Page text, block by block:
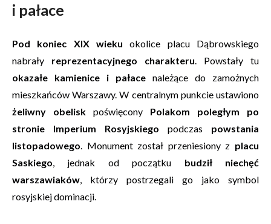
i pałace
Pod koniec XIX wieku okolice placu Dąbrowskiego
nabrały reprezentacyjnego charakteru. Powstały tu
okazałe kamienice i pałace należące do zamożnych
mieszkańców Warszawy. W centralnym punkcie ustawiono
żeliwny obelisk poświęcony Polakom poległym po
stronie Imperium Rosyjskiego podczas powstania
listopadowego. Monument został przeniesiony z placu
Saskiego, jednak od początku budził niechęć
warszawiaków, którzy postrzegali go jako symbol
rosyjskiej dominacji.